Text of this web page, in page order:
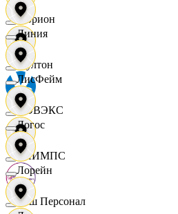
Морион
Мултон
НОВЭКС
ОЛИМПС
Ваш Персонал
Линия
ЛисФейм
Логос
Лорейн